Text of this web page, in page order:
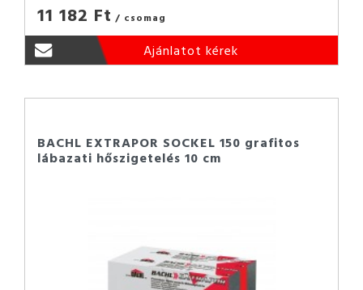
11 182 Ft / csomag
Ajánlatot kérek
BACHL EXTRAPOR SOCKEL 150 grafitos
lábazati hőszigetelés 10 cm